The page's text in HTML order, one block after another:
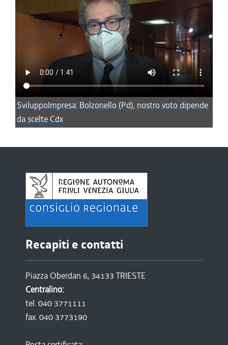
SviluppoImpresa: Bolzonello (Pd), nostro voto dipende
da scelte Cdx
Recapiti e contatti
Piazza Oberdan 6, 34133 TRIESTE
Centralino:
tel. 040 3771111
fax. 040 3773190